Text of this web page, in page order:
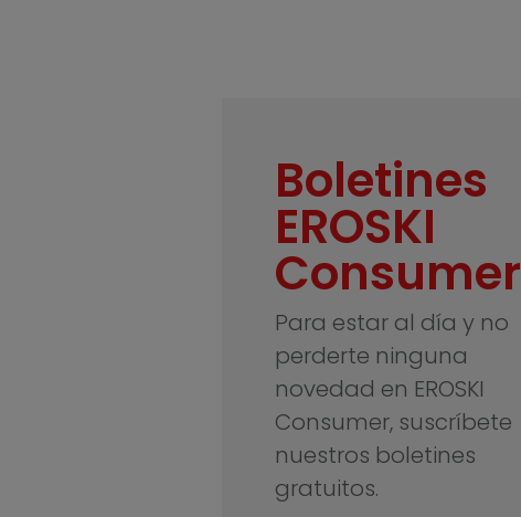
Boletines
EROSKI
Consumer
Para estar al día y no
perderte ninguna
novedad en EROSKI
Consumer, suscríbete
nuestros boletines
gratuitos.